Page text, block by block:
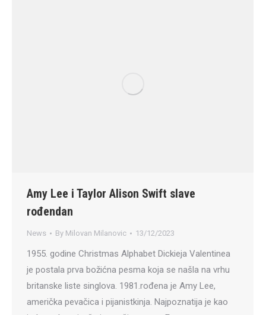
Amy Lee i Taylor Alison Swift slave
rođendan
News By Milovan Milanovic 13/12/2023
1955. godine Christmas Alphabet Dickieja Valentinea
je postala prva božićna pesma koja se našla na vrhu
britanske liste singlova. 1981.rođena je Amy Lee,
američka pevačica i pijanistkinja. Najpoznatija je kao